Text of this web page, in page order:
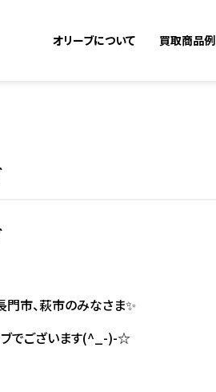
オリーブについて 買取商品例
門市、萩市のみなさま✨
ブでございます(^_-)-☆